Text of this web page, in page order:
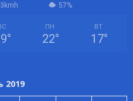
57%
°
ПН
22°
ВТ
17°
2019